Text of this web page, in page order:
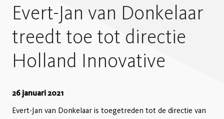
Evert-Jan van Donkelaar
treedt toe tot directie
Holland Innovative
26 januari 2021
Evert-Jan van Donkelaar is toegetreden tot de directie van